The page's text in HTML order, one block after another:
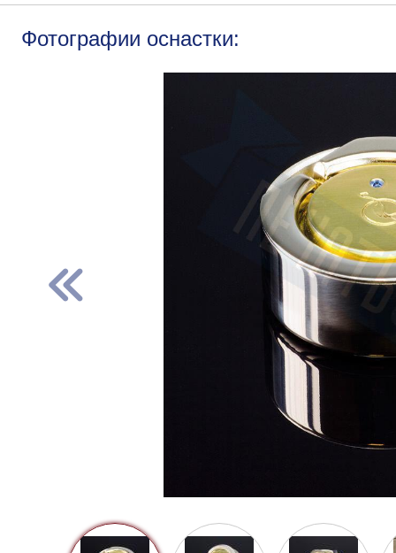
Фотографии оснастки: